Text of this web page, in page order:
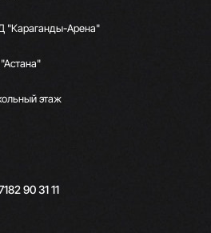
"Караганды-Арена"
этаж
90 31 11